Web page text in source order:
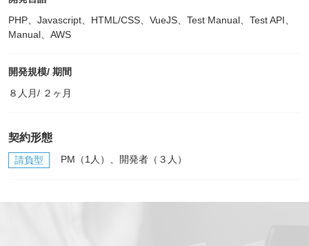
PHP、Javascript、HTML/CSS、VueJS、Test Manual、Test API、
Manual、AWS
開発規模/ 期間
８人月/ ２ヶ月
契約形態
請負型 PM（1人）、開発者（３人）